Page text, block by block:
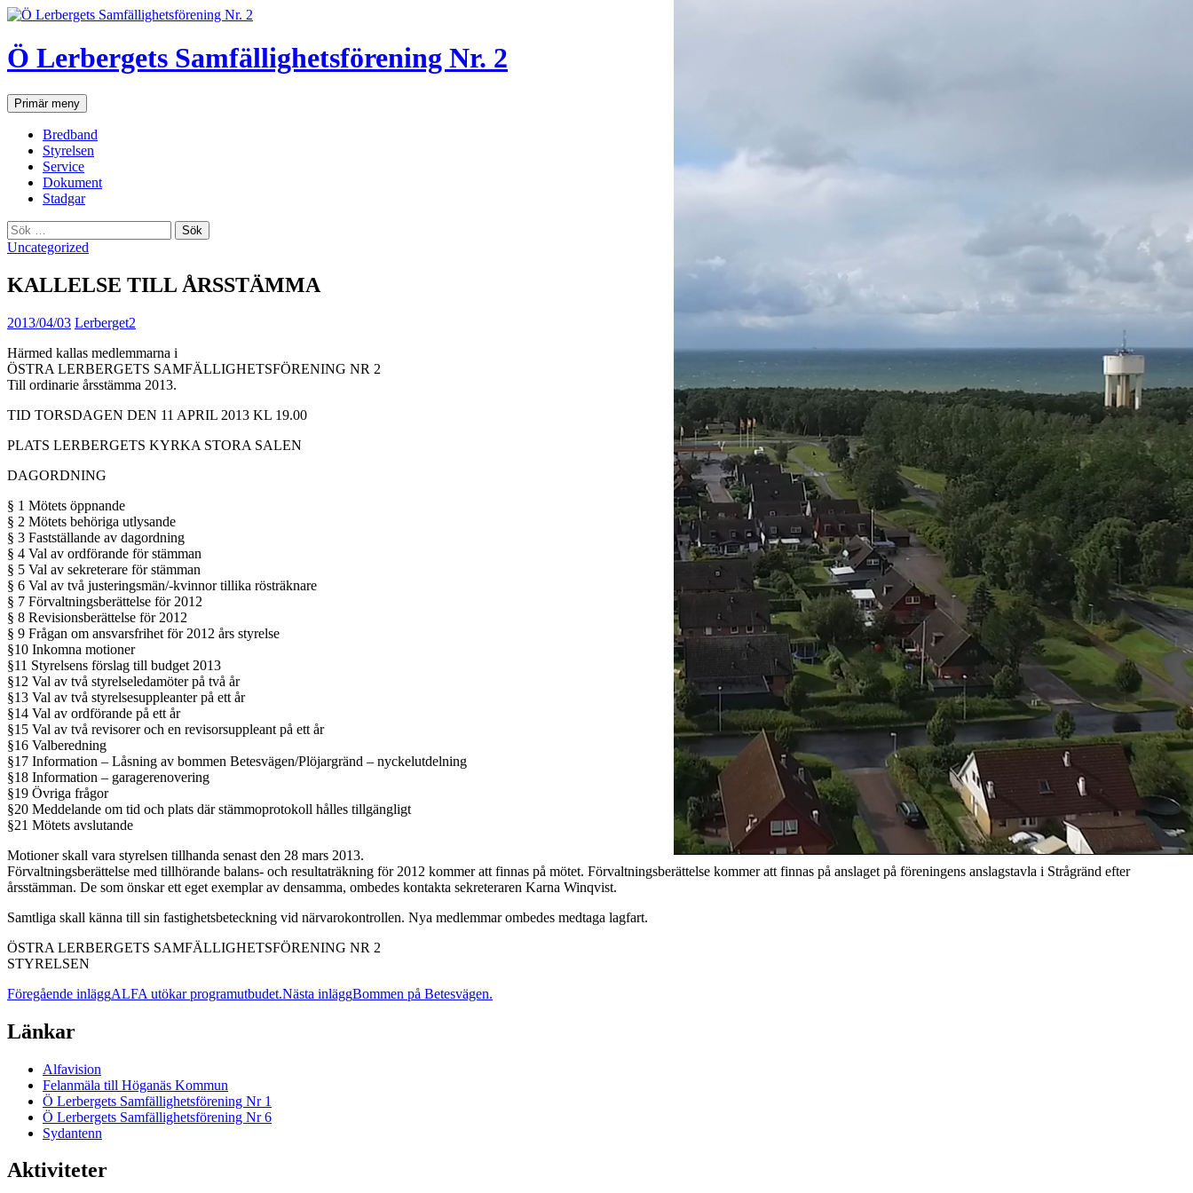
Hoppa
innehåll
Ö Lerbergets Samfällighetsförening Nr. 2
SökPrimär meny
Bredband
Styrelsen
Service
Dokument
Stadgar
Sök
efter:
Uncategorized
KALLELSE TILL ÅRSSTÄMMA
2013/04/03 Lerberget2
Härmed kallas medlemmarna i
ÖSTRA LERBERGETS SAMFÄLLIGHETSFÖRENING NR 2
Till ordinarie årsstämma 2013.
TID TORSDAGEN DEN 11 APRIL 2013 KL 19.00
PLATS LERBERGETS KYRKA STORA SALEN
DAGORDNING
§ 1 Mötets öppnande
§ 2 Mötets behöriga utlysande
§ 3 Fastställande av dagordning
§ 4 Val av ordförande för stämman
§ 5 Val av sekreterare för stämman
§ 6 Val av två justeringsmän/-kvinnor tillika rösträknare
§ 7 Förvaltningsberättelse för 2012
§ 8 Revisionsberättelse för 2012
§ 9 Frågan om ansvarsfrihet för 2012 års styrelse
§10 Inkomna motioner
§11 Styrelsens förslag till budget 2013
§12 Val av två styrelseledamöter på två år
§13 Val av två styrelsesuppleanter på ett år
§14 Val av ordförande på ett år
§15 Val av två revisorer och en revisorsuppleant på ett år
§16 Valberedning
§17 Information – Låsning av bommen Betesvägen/Plöjargränd – nyckelutdelning
§18 Information – garagerenovering
§19 Övriga frågor
§20 Meddelande om tid och plats där stämmoprotokoll hålles tillgängligt
§21 Mötets avslutande
Motioner skall vara styrelsen tillhanda senast den 28 mars 2013.
Förvaltningsberättelse med tillhörande balans- och resultaträkning för 2012 kommer att finnas på mötet. Förvaltningsberättelse kommer att finnas på anslaget på föreningens anslagstavla i Strågränd efter
årsstämman. De som önskar ett eget exemplar av densamma, ombedes kontakta sekreteraren Karna Winqvist.
Samtliga skall känna till sin fastighetsbeteckning vid närvarokontrollen. Nya medlemmar ombedes medtaga lagfart.
ÖSTRA LERBERGETS SAMFÄLLIGHETSFÖRENING NR 2
STYRELSEN
Inläggsnavigering
Föregående inläggALFA utökar programutbudet.Nästa inläggBommen på Betesvägen.
Länkar
Alfavision
Felanmäla till Höganäs Kommun
Ö Lerbergets Samfällighetsförening Nr 1
Ö Lerbergets Samfällighetsförening Nr 6
Sydantenn
Aktiviteter